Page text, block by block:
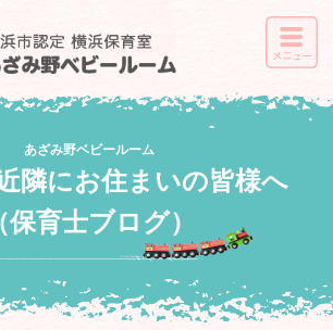
あざみ野ベビールーム
隣にお住まいの皆様へ
保育士ブログ）